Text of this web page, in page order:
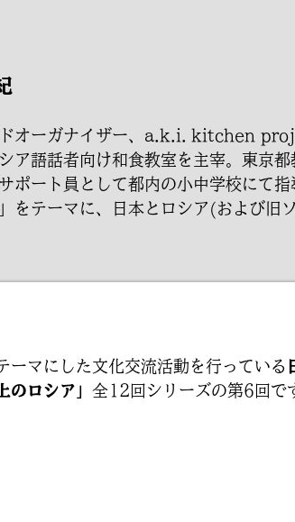
ドオーガナイザー、a.k.i. kitchen
ア語話者向け和食教室を主宰。東京
ポート員として都内の小中学校にて
をテーマに、日本とロシア(および旧
ーマにした文化交流活動を行っている
のロシア」全12回シリーズの第6回で